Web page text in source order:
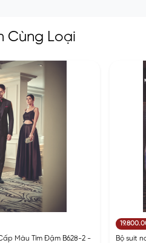
Cùng Loại
Màu Tím Đậm B628-2 -
Bộ suit